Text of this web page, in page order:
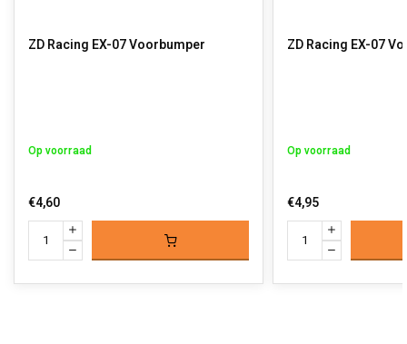
ZD Racing EX-07 Voorbumper
Op voorraad
€4,60
ZD Racing EX-07
Op voorraad
€4,95